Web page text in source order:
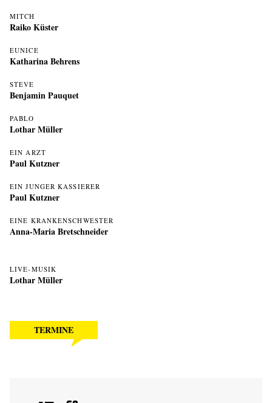
MITCH
Raiko Küster
EUNICE
Katharina Behrens
STEVE
Benjamin Pauquet
PABLO
Lothar Müller
EIN ARZT
Paul Kutzner
EIN JUNGER KASSIERER
Paul Kutzner
EINE KRANKENSCHWESTER
Anna-Maria Bretschneider
LIVE-MUSIK
Lothar Müller
TERMINE